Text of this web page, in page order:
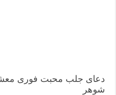
دعای جلب محبت فوری
شوهر